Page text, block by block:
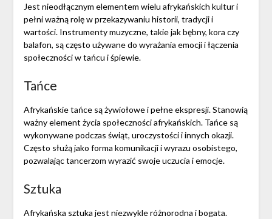
Jest nieodłącznym elementem wielu afrykańskich kultur i
pełni ważną rolę w przekazywaniu historii, tradycji i
wartości. Instrumenty muzyczne, takie jak bębny, kora czy
balafon, są często używane do wyrażania emocji i łączenia
społeczności w tańcu i śpiewie.
Tańce
Afrykańskie tańce są żywiołowe i pełne ekspresji. Stanowią
ważny element życia społeczności afrykańskich. Tańce są
wykonywane podczas świąt, uroczystości i innych okazji.
Często służą jako forma komunikacji i wyrazu osobistego,
pozwalając tancerzom wyrazić swoje uczucia i emocje.
Sztuka
Afrykańska sztuka jest niezwykle różnorodna i bogata.